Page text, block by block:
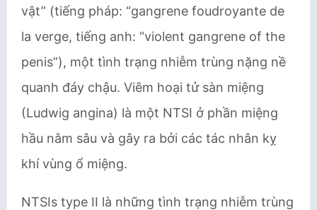
vật” (tiếng pháp: “​gangrene foudroyante de
la verge​, tiếng anh: “violent gangrene of the
penis”), một tình trạng nhiễm trùng nặng nề
quanh đáy chậu. ​Viêm hoại tử sàn miệng
(Ludwig angina) là một NTSI ở phần miệng
hầu nằm sâu và gây ra bởi các tác nhân kỵ
khí vùng ổ miệng.
NTSIs type II là những tình trạng nhiễm trùng